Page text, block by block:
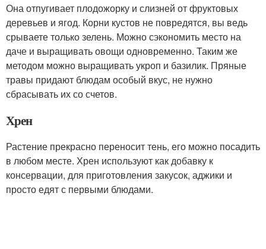
Она отпугивает плодожорку и слизней от фруктовых
деревьев и ягод. Корни кустов не повредятся, вы ведь
срываете только зелень. Можно сэкономить место на
даче и выращивать овощи одновременно. Таким же
методом можно выращивать укроп и базилик. Пряные
травы придают блюдам особый вкус, не нужно
сбрасывать их со счетов.
Хрен
Растение прекрасно переносит тень, его можно посадить
в любом месте. Хрен используют как добавку к
консервации, для приготовления закусок, аджики и
просто едят с первыми блюдами.